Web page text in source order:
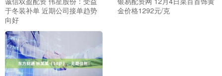
于冬装补单 近期公司接单趋势
向好
金价格1292元/克